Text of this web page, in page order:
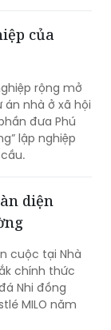
vượt kế
của
rộng mở
án nhà ở xã hội
đưa Phú
lập nghiệp
diện
cuộc tại Nhà
chính thức
Nhi đồng
MILO năm